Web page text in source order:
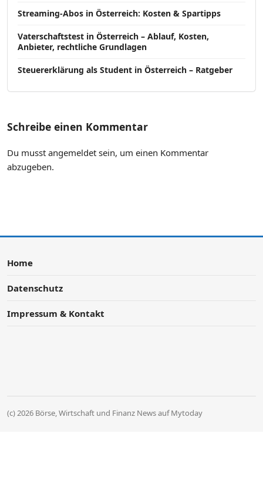
Streaming-Abos in Österreich: Kosten & Spartipps
Vaterschaftstest in Österreich – Ablauf, Kosten,
Anbieter, rechtliche Grundlagen
Steuererklärung als Student in Österreich – Ratgeber
Schreibe einen Kommentar
Du musst angemeldet sein, um einen Kommentar
abzugeben.
Home
Datenschutz
Impressum & Kontakt
(c) 2026 Börse, Wirtschaft und Finanz News auf Mytoday